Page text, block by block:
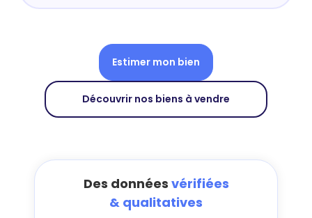
Estimer mon bien
Découvrir nos biens à vendre
Des données vérifiées
& qualitatives